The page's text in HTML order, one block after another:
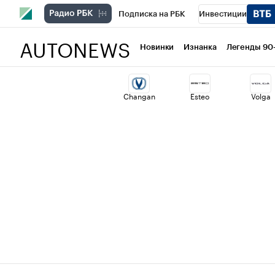
Подписка на РБК Инвестиции
Национальные проекты Город
Кредитные рейтинги Франшизы
AUTONEWS Новинки Изнанка Легенды
Changan Esteo Volga